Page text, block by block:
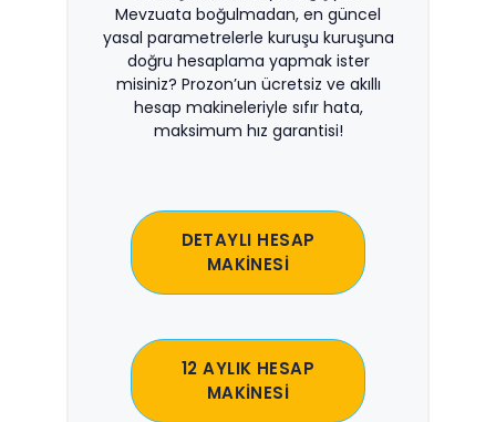
Mevzuata boğulmadan, en güncel
yasal parametrelerle kuruşu kuruşuna
doğru hesaplama yapmak ister
misiniz? Prozon’un ücretsiz ve akıllı
hesap makineleriyle sıfır hata,
maksimum hız garantisi!
DETAYLI HESAP
MAKİNESİ
12 AYLIK HESAP
MAKİNESİ